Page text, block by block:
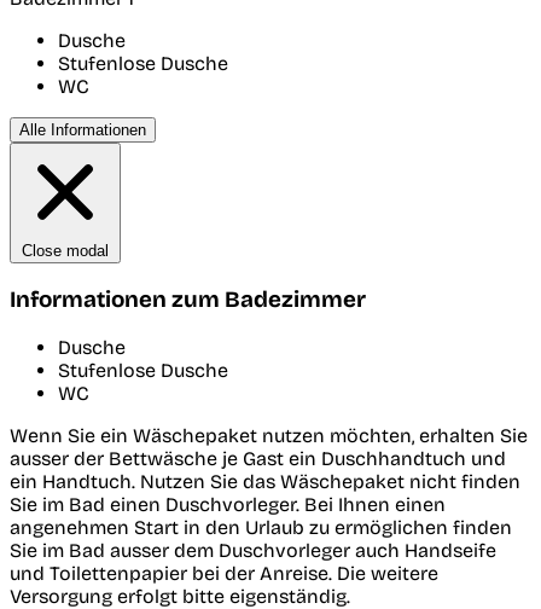
Dusche
Stufenlose Dusche
WC
Alle Informationen
Close modal
Informationen zum Badezimmer
Dusche
Stufenlose Dusche
WC
Wenn Sie ein Wäschepaket nutzen möchten, erhalten Sie
ausser der Bettwäsche je Gast ein Duschhandtuch und
ein Handtuch. Nutzen Sie das Wäschepaket nicht finden
Sie im Bad einen Duschvorleger. Bei Ihnen einen
angenehmen Start in den Urlaub zu ermöglichen finden
Sie im Bad ausser dem Duschvorleger auch Handseife
und Toilettenpapier bei der Anreise. Die weitere
Versorgung erfolgt bitte eigenständig.